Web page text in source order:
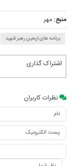
منبع:مهر
برنامه های اربعین رهبر شهید
اشتراک گذاری
نظرات کاربران